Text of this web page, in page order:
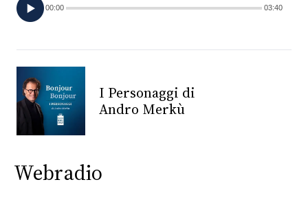
TV
PRINCIPATO
DI
MONACO
RMC
CONSIGLIA
00:00 03:40
I Personaggi di
Andro Merkù
Webradio